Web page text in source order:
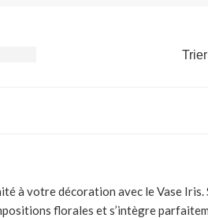
à votre décoration avec leVase Iris.
florales et s’intègre